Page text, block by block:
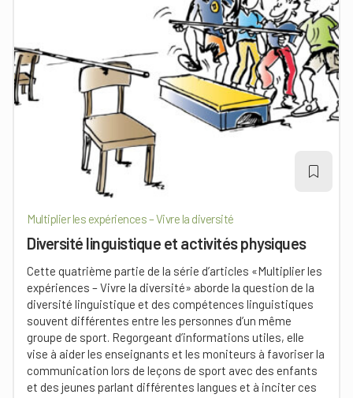
Multiplier les expériences – Vivre la diversité
Diversité linguistique et activités physiques
Cette quatrième partie de la série d’articles «Multiplier les
expériences – Vivre la diversité» aborde la question de la
diversité linguistique et des compétences linguistiques
souvent différentes entre les personnes d’un même
groupe de sport. Regorgeant d’informations utiles, elle
vise à aider les enseignants et les moniteurs à favoriser la
communication lors de leçons de sport avec des enfants
et des jeunes parlant différentes langues et à inciter ces